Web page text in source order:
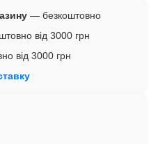
— безкоштовно
від 3000 грн
від 3000 грн